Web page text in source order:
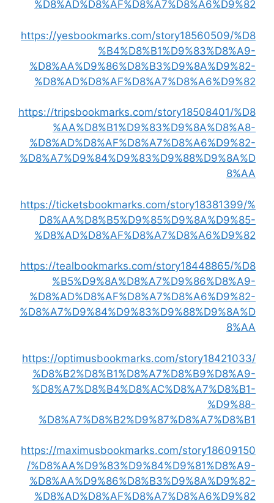
%D8%AD%D8%AF%D8%A7%D8%A6%D9%82
https://yesbookmarks.com/story18560509/%D8
%B4%D8%B1%D9%83%D8%A9-
%D8%AA%D9%86%D8%B3%D9%8A%D9%82-
%D8%AD%D8%AF%D8%A7%D8%A6%D9%82
https://tripsbookmarks.com/story18508401/%D8
%AA%D8%B1%D9%83%D9%8A%D8%A8-
%D8%AD%D8%AF%D8%A7%D8%A6%D9%82-
%D8%A7%D9%84%D9%83%D9%88%D9%8A%D
8%AA
https://ticketsbookmarks.com/story18381399/%
D8%AA%D8%B5%D9%85%D9%8A%D9%85-
%D8%AD%D8%AF%D8%A7%D8%A6%D9%82
https://tealbookmarks.com/story18448865/%D8
%B5%D9%8A%D8%A7%D9%86%D8%A9-
%D8%AD%D8%AF%D8%A7%D8%A6%D9%82-
%D8%A7%D9%84%D9%83%D9%88%D9%8A%D
8%AA
https://optimusbookmarks.com/story18421033/
%D8%B2%D8%B1%D8%A7%D8%B9%D8%A9-
%D8%A7%D8%B4%D8%AC%D8%A7%D8%B1-
%D9%88-
%D8%A7%D8%B2%D9%87%D8%A7%D8%B1
https://maximusbookmarks.com/story18609150
/%D8%AA%D9%83%D9%84%D9%81%D8%A9-
%D8%AA%D9%86%D8%B3%D9%8A%D9%82-
%D8%AD%D8%AF%D8%A7%D8%A6%D9%82